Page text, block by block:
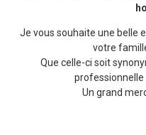
Je vous souhaite une belle
votre
Que celle-ci soit
professionnelle
Un grand